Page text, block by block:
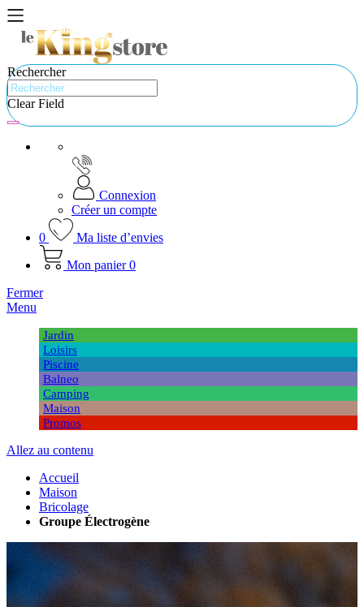
Rechercher
Clear Field
Connexion
Créer un compte
0
Ma liste d’envies
Mon panier 0
Fermer
Menu
Jardin
Loisirs
Piscine
Balneo
Camping
Maison
Promos
Allez au contenu
Accueil
Maison
Bricolage
Groupe Électrogène